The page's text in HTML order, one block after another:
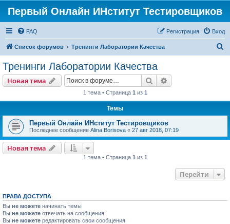
Первый Онлайн ИНститут Тестировщиков
FAQ Вход
Регистрация
Список форумов Тренинги Лаборатории Качества
Тренинги Лаборатории Качества
Новая тема Поиск
1 тема • Страница 1 из 1
Темы
Первый Онлайн ИНститут Тестировщиков
Последнее сообщение Alina Borisova « 27 авг 2018, 07:19
Новая тема
1 тема • Страница 1 из 1
Перейти
ПРАВА ДОСТУПА
Вы не можете начинать темы
Вы не можете отвечать на сообщения
Вы не можете редактировать свои сообщения